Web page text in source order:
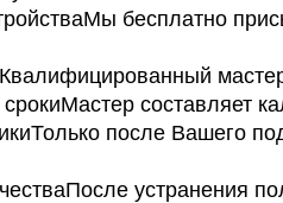
Мы бесплатно
Квалифицированный
Мастер составляет
Только после Вашего
После устранения